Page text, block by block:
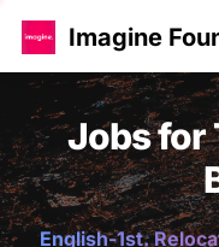
Imagine
Jobs for
English-1st.